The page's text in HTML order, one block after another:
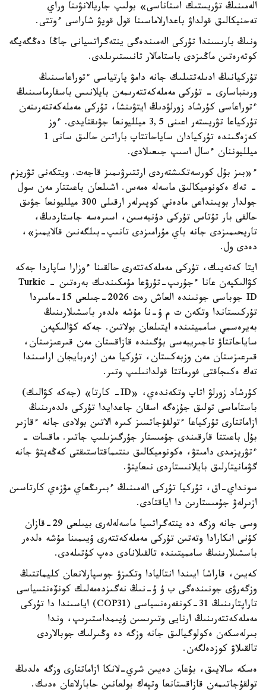
الەمىنىڭ تۋريستىك استاناسى» بولىپ جاريالانۋىنا وراي
تەحنيكالىق قولداۋ باعدارلاماسىنا قول قويۋ شاراسى ءوتتى.
ونىڭ بارىسىندا تۇركى الەمىندەگى ينتەگراتسيانى جاڭا دەڭگەيگە
كوتەرەتىن ماڭىزدى باستامالار تانىستىرىلدى.
تۇركيانىڭ ادىلەتتىلىك جانە دامۋ پارتياسى ءتوراعاسىنىڭ
ورىنباسارى - تۇركى مەملەكەتتەرىمەن بايلانىس باسقارماسىنىڭ
ءتوراعاسى كۇرشاد زورلۋدىڭ ايتۋىنشا، تۇركى مەملەكەتتەرىنەن
تۇركياعا تۋريستەر اعىنى 3,5 ميلليونعا جۋىقتايدى. ءوز
كەزەگىندە تۇركيادان ساياحاتتاپ باراتىن حالىق سانى 1
ميلليوننان ءسال اسىپ جىعىلادى.
ء«بىز بۇل كورسەتكىشتەردى ارتتىرۋىمىز قاجەت. ويتكەنى تۋريزم
- تەك ەكونوميكالىق ماسەلە ەمەس. اشىلعان باعىتتار مەن سول
جولدار بويىنداعى مادەني كوپىرلەر ارقىلى 300 ميلليونعا جۋىق
حالقى بار تۇتاس تۇركى دۇنيەسىن، اسىرەسە جاستاردىڭ،
تاريحىمىزدى جانە باي مۇرامىزدى تانىپ-بىلگەنىن قالايمىز»،
دەدى ول.
ايتا كەتەيىك، تۇركى مەملەكەتتەرى حالقىنا ءوزارا ساپاردا جەكە
كۋالىكپەن عانا ءجۇرىپ-تۇرۋعا مۇمكىندىك بەرەتىن - Turkic
ID جوباسى جونىندە العاش رەت 2026-جىلعى 15-مامىردا
تۇركىستاندا وتكەن ت م ۇ-نا مۇشە ەلدەر باسشىلارىنىڭ
بەيرەسمي سامميتىندە ايتىلعان بولاتىن. جەكە كۋالىكپەن
ساياحاتتاۋ تاجىريبەسى بۇگىندە قازاقستان مەن قىرعىزستان،
قىرعىزستان مەن وزبەكستان، تۇركيا مەن ازەربايجان اراسىندا
تەك ەكىجاقتى فورماتتا قولدانىلىپ وتىر.
كۇرشاد زورلۋ اتاپ وتكەندەي، «ID- كارتا» (جەكە كۋالىك)
باستاماسى تولىق جۇزەگە اسقان جاعدايدا تۇركى ەلدەرىنىڭ
ازاماتتارى تۇركياعا ءتولقۇجاتسىز كىرە الاتىن بولادى جانە ءقازىر
بۇل باعىتتا قارقىندى جۇمىستار جۇرگىزىلىپ جاتىر. ماقسات -
ءتۋريزمدى دامىتۋ، ەكونوميكالىق ىنتىماقتاستىقتى كەڭەيتۋ جانە
گۋمانيتارلىق بايلانىستاردى نىعايتۋ.
سونداي-اق، تۇركيا تۇركى الەمىنىڭ ءبىرىڭعاي مۋزەي كارتاسىن
ازىرلەۋ جۇمىستارىن دا اياقتادى.
وسى جانە وزگە دە ينتەگراتسيا ماسەلەلەرى بيىلعى 29-قازان
كۇنى انكارادا وتەتىن تۇركى مەملەكەتتەرى ۇيىمىنا مۇشە ەلدەر
باسشىلارىنىڭ سامميتىندە تالقىلانادى دەپ كۇتىلەدى.
كەيىن، قاراشا ايىندا انتاليادا وتكىزۋ جوسپارلانعان كليماتتىڭ
وزگەرۋى جونىندەگى ب ۇ ۇ-نىڭ نەگىزدەمەلىك كونۆەنتسياسى
تاراپتارىنىڭ 31-كونفەرەنسياسى (COP31) اياسىندا دا تۇركى
مەملەكەتتەرىنىڭ ارنايى وتىرىسىن ۇيىمداستىرىپ، وندا
بىرلەسكەن ەكولوگيالىق جانە وزگە دە وڭىرلىك جوبالاردى
تالقىلاۋ كوزدەلگەن.
ەسكە سالايىق، بۇعان دەيىن شري-لانكا ازاماتتارى وزگە ەلدىڭ
تولقۇجاتىمەن قازاقستانعا وتپەك بولعانىن حابارلاعان ەدىك.